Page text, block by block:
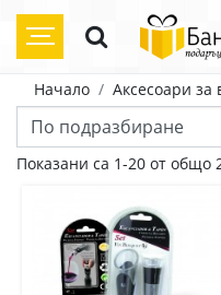
Начало Аксесоари за
Показани са 1-20 от общо